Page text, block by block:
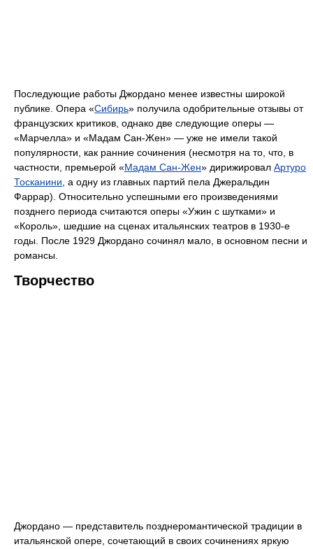
Последующие работы Джордано менее известны широкой
публике. Опера «Сибирь» получила одобрительные отзывы от
французских критиков, однако две следующие оперы ―
«Марчелла» и «Мадам Сан-Жен» ― уже не имели такой
популярности, как ранние сочинения (несмотря на то, что, в
частности, премьерой «Мадам Сан-Жен» дирижировал Артуро
Тосканини, а одну из главных партий пела Джеральдин
Фаррар). Относительно успешными его произведениями
позднего периода считаются оперы «Ужин с шутками» и
«Король», шедшие на сценах итальянских театров в 1930-е
годы. После 1929 Джордано сочинял мало, в основном песни и
романсы.
Творчество
Джордано ― представитель позднеромантической традиции в
итальянской опере, сочетающий в своих сочинениях яркую